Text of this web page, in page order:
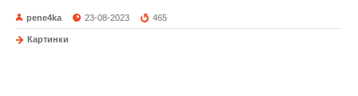
pene4ka 23-08-2023 465
Картинки